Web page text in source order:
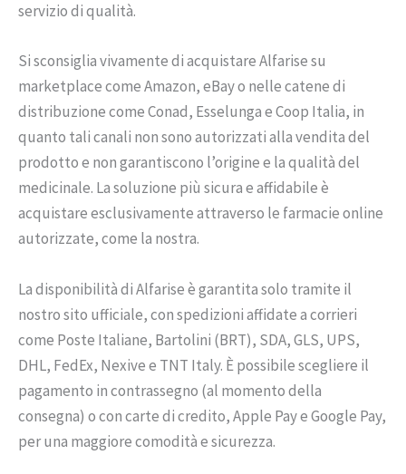
servizio di qualità.
Si sconsiglia vivamente di acquistare Alfarise su
marketplace come Amazon, eBay o nelle catene di
distribuzione come Conad, Esselunga e Coop Italia, in
quanto tali canali non sono autorizzati alla vendita del
prodotto e non garantiscono l’origine e la qualità del
medicinale. La soluzione più sicura e affidabile è
acquistare esclusivamente attraverso le farmacie online
autorizzate, come la nostra.
La disponibilità di Alfarise è garantita solo tramite il
nostro sito ufficiale, con spedizioni affidate a corrieri
come Poste Italiane, Bartolini (BRT), SDA, GLS, UPS,
DHL, FedEx, Nexive e TNT Italy. È possibile scegliere il
pagamento in contrassegno (al momento della
consegna) o con carte di credito, Apple Pay e Google Pay,
per una maggiore comodità e sicurezza.